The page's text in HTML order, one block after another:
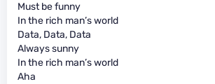
Must be funny
In the rich man’s world
Data, Data, Data
Always sunny
In the rich man’s world
Aha